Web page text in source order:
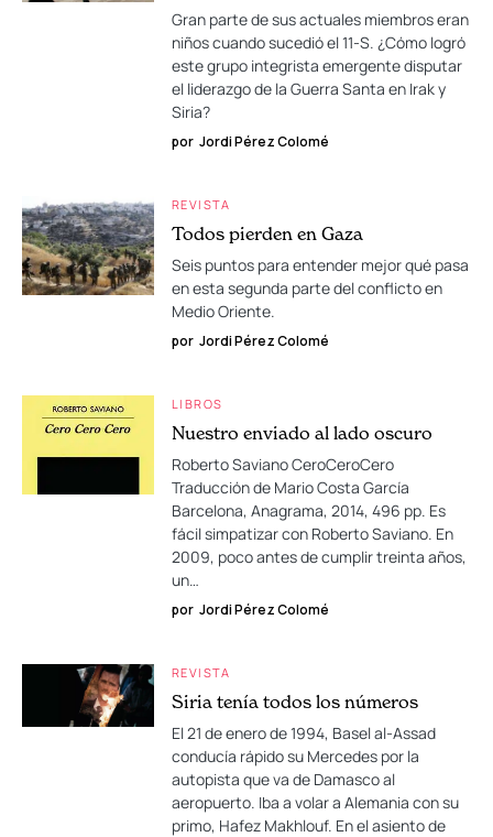
Gran parte de sus actuales miembros eran
niños cuando sucedió el 11-S. ¿Cómo logró
este grupo integrista emergente disputar
el liderazgo de la Guerra Santa en Irak y
Siria?
por Jordi Pérez Colomé
REVISTA
Todos pierden en Gaza
Seis puntos para entender mejor qué pasa
en esta segunda parte del conflicto en
Medio Oriente.
por Jordi Pérez Colomé
LIBROS
Nuestro enviado al lado oscuro
Roberto Saviano CeroCeroCero
Traducción de Mario Costa García
Barcelona, Anagrama, 2014, 496 pp. Es
fácil simpatizar con Roberto Saviano. En
2009, poco antes de cumplir treinta años,
un…
por Jordi Pérez Colomé
REVISTA
Siria tenía todos los números
El 21 de enero de 1994, Basel al-Assad
conducía rápido su Mercedes por la
autopista que va de Damasco al
aeropuerto. Iba a volar a Alemania con su
primo, Hafez Makhlouf. En el asiento de